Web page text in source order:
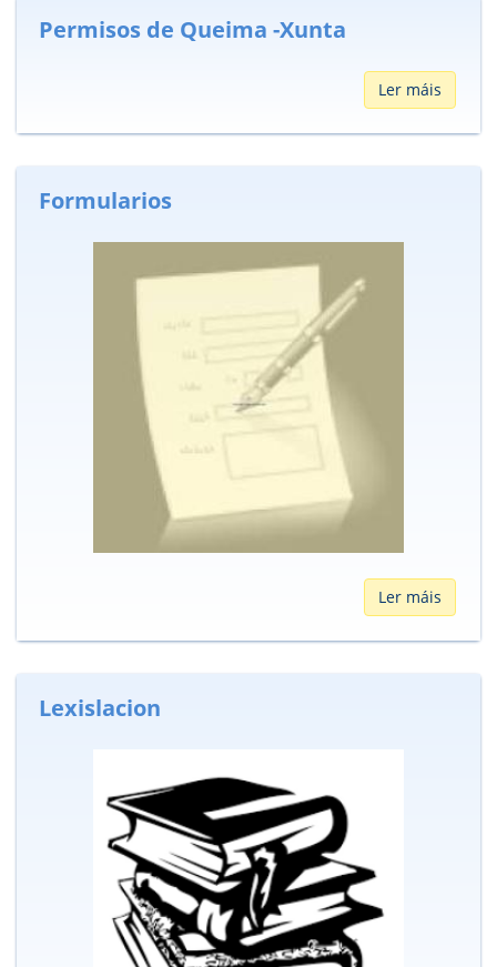
Permisos de Queima -Xunta
Ler máis
Formularios
Ler máis
Lexislacion